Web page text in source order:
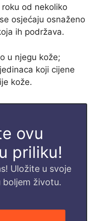
od nekoliko
osjećaju osnaženo
ih podržava.
u njegu kože;
koji cijene
kože.
ovu
priliku!
Uložite u svoje
boljem životu.